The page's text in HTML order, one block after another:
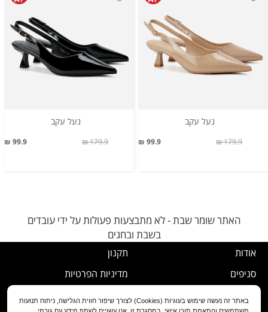
נעל עקב
99.9 ₪ 179.9 ₪
נעל עקב
99.9 ₪ 179.9 ₪
האתר שומר שבת - לא מתבצעות פעולות על ידי עובדים
בשבת ובחגים
אודות
סניפים
תקנון
מדיניות הפרטיות
נוהל ביטול עסקה
באתר זה נעשה שימוש בעוגיות (Cookies) לצורך שיפור חווית הגלישה, ניתוח תנועות